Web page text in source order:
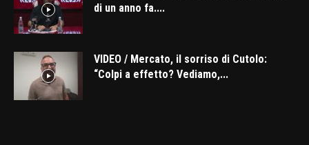
di un anno fa....
VIDEO / Mercato, il sorriso di Cutolo:
“Colpi a effetto? Vediamo,...